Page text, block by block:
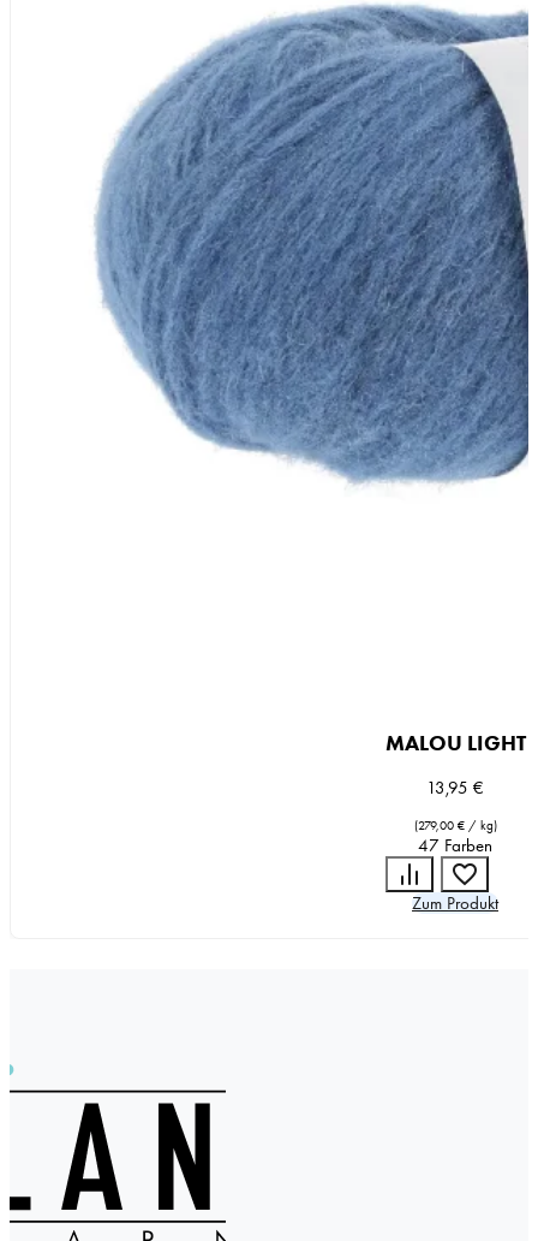
Zusammensetzung
72% Alpaka (Baby Alpaca), 16%
Lauflänge
~190m / 50g
Nadelstärke
Ø 4,5-5 mm
Garnstärke
Worsted
Maschenprobe
16 M x 25 R
MALOU LIGHT
13,95 €
(279,00 €/ kg)
47 Farben
Zum Produkt